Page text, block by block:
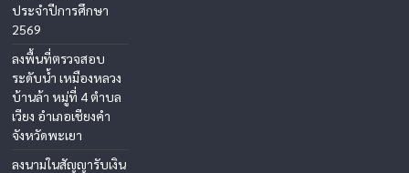
ประจำปีการศึกษา
2569
ลงพื้นที่ตรวจสอบ
ระดับน้ำ เหมืองหลวง
บ้านล้า หมู่ที่ 4 ตำบล
เวียง อำเภอเชียงคำ
จังหวัดพะเยา
ลงนามในสัญญารับเงิน